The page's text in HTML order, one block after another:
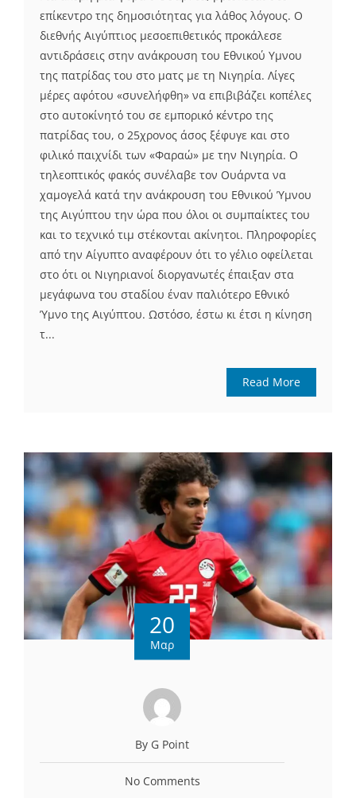
επίκεντρο της δημοσιότητας για λάθος λόγους. Ο
διεθνής Αιγύπτιος μεσοεπιθετικός προκάλεσε
αντιδράσεις στην ανάκρουση του Εθνικού Υμνου
της πατρίδας του στο ματς με τη Νιγηρία. Λίγες
μέρες αφότου «συνελήφθη» να επιβιβάζει κοπέλες
στο αυτοκίνητό του σε εμπορικό κέντρο της
πατρίδας του, ο 25χρονος άσος ξέφυγε και στο
φιλικό παιχνίδι των «Φαραώ» με την Νιγηρία. Ο
τηλεοπτικός φακός συνέλαβε τον Ουάρντα να
χαμογελά κατά την ανάκρουση του Εθνικού Ύμνου
της Αιγύπτου την ώρα που όλοι οι συμπαίκτες του
και το τεχνικό τιμ στέκονται ακίνητοι. Πληροφορίες
από την Αίγυπτο αναφέρουν ότι το γέλιο οφείλεται
στο ότι οι Νιγηριανοί διοργανωτές έπαιξαν στα
μεγάφωνα του σταδίου έναν παλιότερο Εθνικό
Ύμνο της Αιγύπτου. Ωστόσο, έστω κι έτσι η κίνηση
τ...
Read More
20
Μαρ
By G Point
No Comments